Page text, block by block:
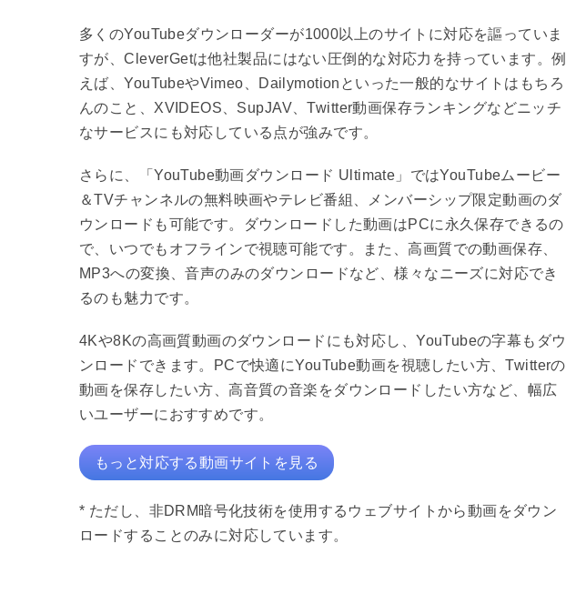
多くのYouTubeダウンローダーが1000以上のサイトに対応を謳っていま
すが、CleverGetは他社製品にはない圧倒的な対応力を持っています。例
えば、YouTubeやVimeo、Dailymotionといった一般的なサイトはもちろ
んのこと、XVIDEOS、SupJAV、Twitter動画保存ランキングなどニッチ
なサービスにも対応している点が強みです。
さらに、「YouTube動画ダウンロード Ultimate」ではYouTubeムービー
＆TVチャンネルの無料映画やテレビ番組、メンバーシップ限定動画のダ
ウンロードも可能です。ダウンロードした動画はPCに永久保存できるの
で、いつでもオフラインで視聴可能です。また、高画質での動画保存、
MP3への変換、音声のみのダウンロードなど、様々なニーズに対応でき
るのも魅力です。
4Kや8Kの高画質動画のダウンロードにも対応し、YouTubeの字幕もダウ
ンロードできます。PCで快適にYouTube動画を視聴したい方、Twitterの
動画を保存したい方、高音質の音楽をダウンロードしたい方など、幅広
いユーザーにおすすめです。
もっと対応する動画サイトを見る
* ただし、非DRM暗号化技術を使用するウェブサイトから動画をダウン
ロードすることのみに対応しています。